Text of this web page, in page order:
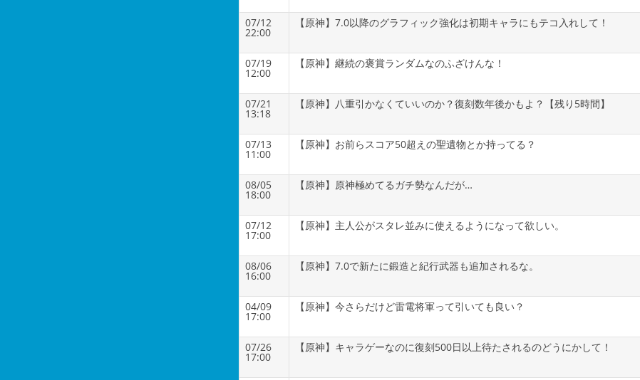
07/12
22:00
【原神】7.0以降のグラフィック強化は初期キャラにもテコ入れして！
07/19
12:00
【原神】継続の褒賞ランダムなのふざけんな！
07/21
13:18
【原神】八重引かなくていいのか？復刻数年後かもよ？【残り5時間】
07/13
11:00
【原神】お前らスコア50超えの聖遺物とか持ってる？
08/05
18:00
【原神】原神極めてるガチ勢なんだが…
07/12
17:00
【原神】主人公がスタレ並みに使えるようになって欲しい。
08/06
16:00
【原神】7.0で新たに鍛造と紀行武器も追加されるな。
04/09
17:00
【原神】今さらだけど雷電将軍って引いても良い？
07/26
17:00
【原神】キャラゲーなのに復刻500日以上待たされるのどうにかして！